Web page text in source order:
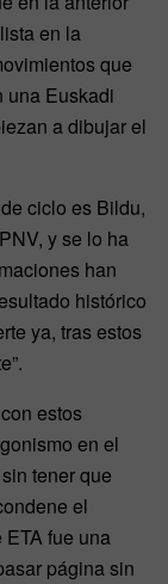
en la
que
una Euskadi
a dibujar el
ciclo es Bildu,
y se lo ha
han
histórico
ya, tras estos
estos
en el
tener que
el
fue una
página sin